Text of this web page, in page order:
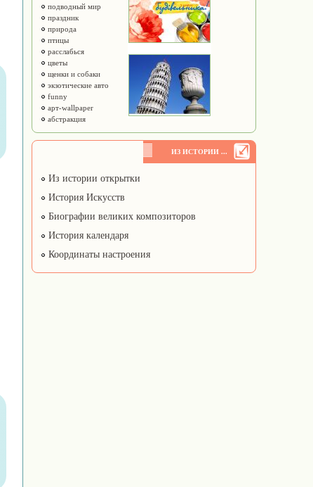
подводный мир
праздник
природа
птицы
расслабься
цветы
щенки и собаки
экзотические авто
funny
арт-wallpaper
абстракция
ИЗ ИСТОРИИ ...
Из истории открытки
История Искусств
Биографии великих композиторов
История календаря
Координаты настроения